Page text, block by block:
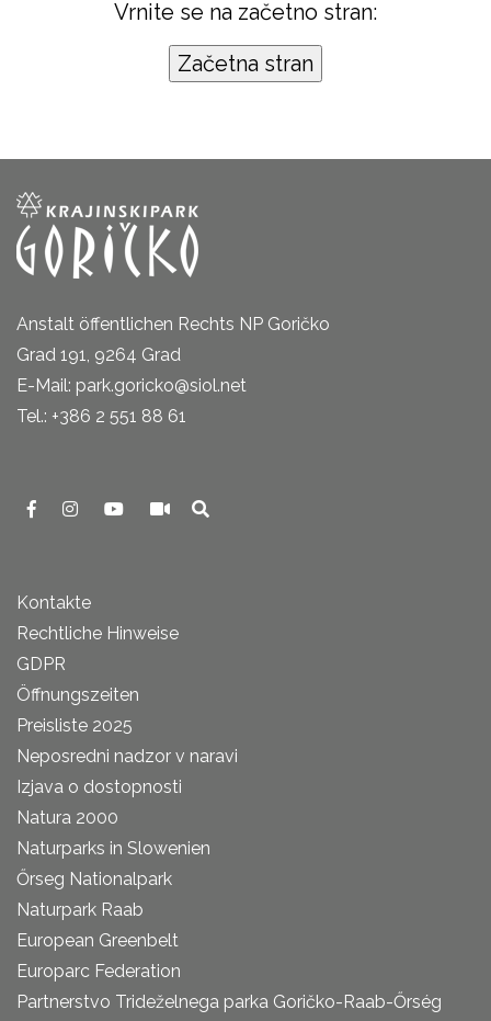
Vrnite se na začetno stran:
Anstalt öffentlichen Rechts NP Goričko
Grad 191, 9264 Grad
E-Mail: park.goricko@siol.net
Tel.: +386 2 551 88 61
Kontakte
Rechtliche Hinweise
GDPR
Öffnungszeiten
Preisliste 2025
Neposredni nadzor v naravi
Izjava o dostopnosti
Natura 2000
Naturparks in Slowenien
Őrseg Nationalpark
Naturpark Raab
European Greenbelt
Europarc Federation
Partnerstvo Trideželnega parka Goričko-Raab-Őrség